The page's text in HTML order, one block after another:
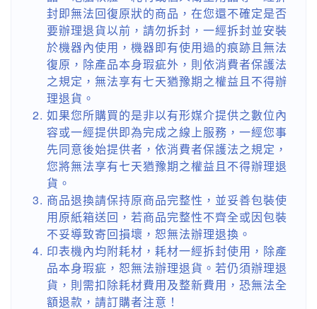
封即無法回復原狀的商品，在您還不確定是否
要辦理退貨以前，請勿拆封，一經拆封並安裝
於機器內使用，機器即有使用過的痕跡且無法
復原，除產品本身瑕疵外，則依消費者保護法
之規定，無法享有七天猶豫期之權益且不得辦
理退貨。
如果您所購買的是非以有形媒介提供之數位內
容或一經提供即為完成之線上服務，一經您事
先同意後始提供者，依消費者保護法之規定，
您將無法享有七天猶豫期之權益且不得辦理退
貨。
商品退換請保持原商品完整性，並妥善包裝使
用原紙箱送回，若商品完整性不齊全或因包裝
不妥導致寄回損壞，恕無法辦理退換。
印表機內均附耗材，耗材一經拆封使用，除產
品本身瑕疵，恕無法辦理退貨。若仍須辦理退
貨，則需扣除耗材費用及整新費用，恐無法全
額退款，請訂購者注意！